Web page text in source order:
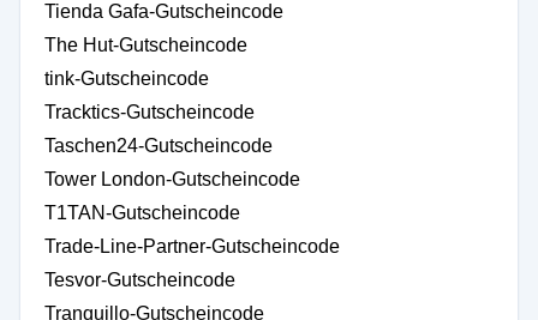
Tienda Gafa-Gutscheincode
The Hut-Gutscheincode
tink-Gutscheincode
Tracktics-Gutscheincode
Taschen24-Gutscheincode
Tower London-Gutscheincode
T1TAN-Gutscheincode
Trade-Line-Partner-Gutscheincode
Tesvor-Gutscheincode
Tranquillo-Gutscheincode